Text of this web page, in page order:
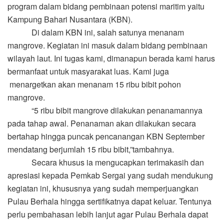
program dalam bidang pembinaan potensi maritim yaitu
Kampung Bahari Nusantara (KBN).
Di dalam KBN ini, salah satunya menanam
mangrove. Kegiatan ini masuk dalam bidang pembinaan
wilayah laut. Ini tugas kami, dimanapun berada kami harus
bermanfaat untuk masyarakat luas. Kami juga
menargetkan akan menanam 15 ribu bibit pohon
mangrove.
“5 ribu bibit mangrove dilakukan penanamannya
pada tahap awal. Penanaman akan dilakukan secara
bertahap hingga puncak pencanangan KBN September
mendatang berjumlah 15 ribu bibit,”tambahnya.
Secara khusus ia mengucapkan terimakasih dan
apresiasi kepada Pemkab Sergai yang sudah mendukung
kegiatan ini, khususnya yang sudah memperjuangkan
Pulau Berhala hingga sertifikatnya dapat keluar. Tentunya
perlu pembahasan lebih lanjut agar Pulau Berhala dapat